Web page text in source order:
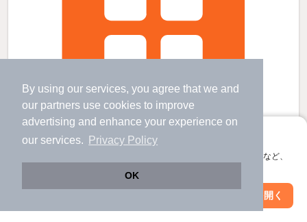
By using our services, you agree that we and
our partners use cookies to improve
advertising and enhance your experience on
our services.
Privacy Policy
OK
アプリに切り替えて、サクサクお部屋探し
会員登録なしですぐ使える。マップ検索やお気に入り保存など、
アプリを開く
渋谷駅より徒歩6分 築27年9ヶ月 2階建の賃貸物件
渋谷駅 歩6分 （湘南新宿宇
ほか2駅（徒歩20分圏内）
2階建 / 27年9ヶ月 / 木造
絞り込み条件を変更